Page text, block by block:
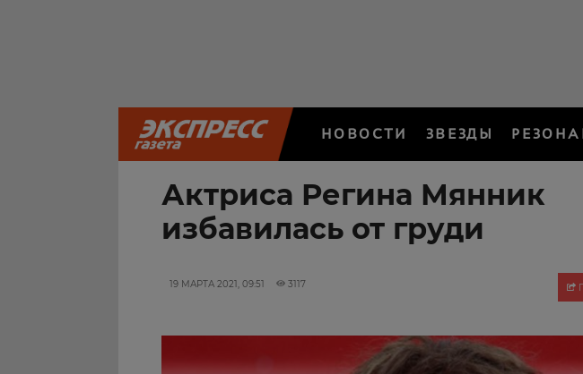
НОВОСТИ ЗВЕЗДЫ
Актриса Регина Мянник
избавилась от груди
19 МАРТА 2021, 09:51 3117